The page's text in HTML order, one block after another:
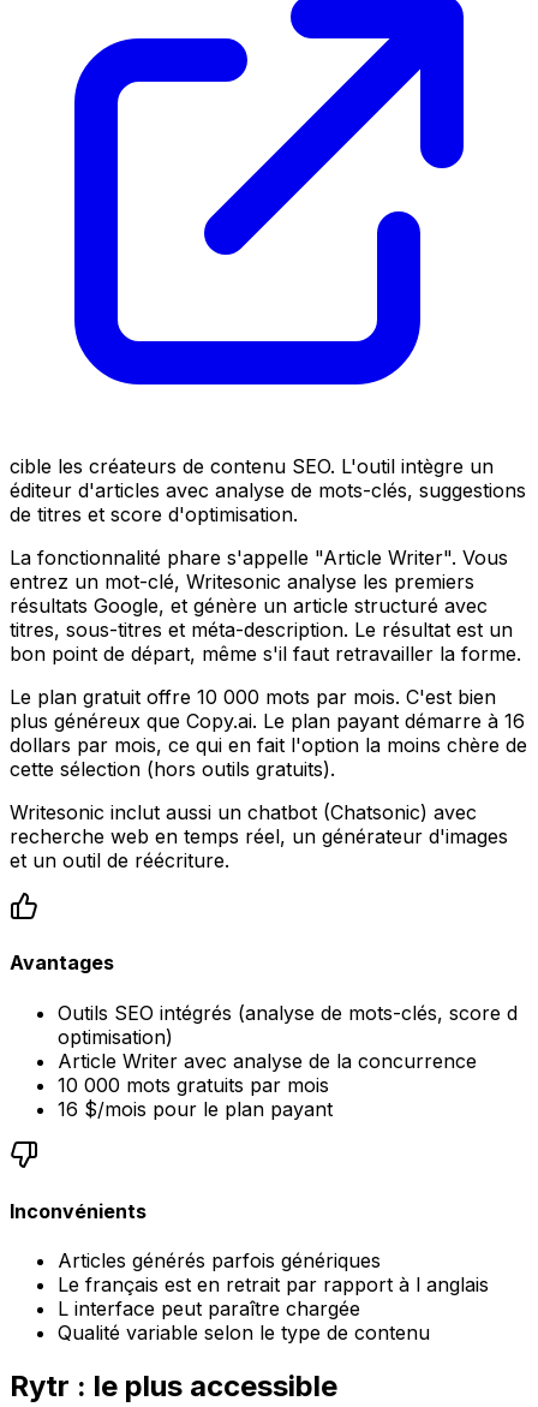
cible les créateurs de contenu SEO. L'outil intègre un
éditeur d'articles avec analyse de mots-clés, suggestions
de titres et score d'optimisation.
La fonctionnalité phare s'appelle "Article Writer". Vous
entrez un mot-clé, Writesonic analyse les premiers
résultats Google, et génère un article structuré avec
titres, sous-titres et méta-description. Le résultat est un
bon point de départ, même s'il faut retravailler la forme.
Le plan gratuit offre 10 000 mots par mois. C'est bien
plus généreux que Copy.ai. Le plan payant démarre à 16
dollars par mois, ce qui en fait l'option la moins chère de
cette sélection (hors outils gratuits).
Writesonic inclut aussi un chatbot (Chatsonic) avec
recherche web en temps réel, un générateur d'images
et un outil de réécriture.
Avantages
Outils SEO intégrés (analyse de mots-clés, score d
optimisation)
Article Writer avec analyse de la concurrence
10 000 mots gratuits par mois
16 $/mois pour le plan payant
Inconvénients
Articles générés parfois génériques
Le français est en retrait par rapport à l anglais
L interface peut paraître chargée
Qualité variable selon le type de contenu
Rytr : le plus accessible